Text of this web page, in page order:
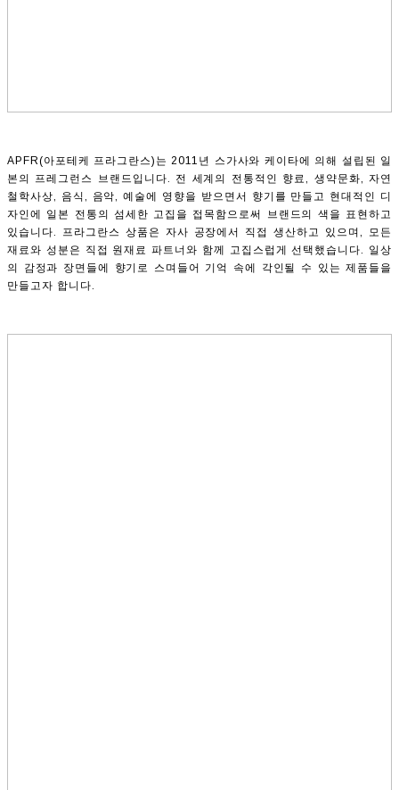
APFR(아포테케 프라그란스)는 2011년 스가사와 케이타에 의해 설립된 일
본의 프레그런스 브랜드입니다. 전 세계의 전통적인 향료, 생약문화, 자연
철학사상, 음식, 음악, 예술에 영향을 받으면서 향기를 만들고 현대적인 디
자인에 일본 전통의 섬세한 고집을 접목함으로써 브랜드의 색을 표현하고
있습니다. 프라그란스 상품은 자사 공장에서 직접 생산하고 있으며, 모든
재료와 성분은 직접 원재료 파트너와 함께 고집스럽게 선택했습니다. 일상
의 감정과 장면들에 향기로 스며들어 기억 속에 각인될 수 있는 제품들을
만들고자 합니다.